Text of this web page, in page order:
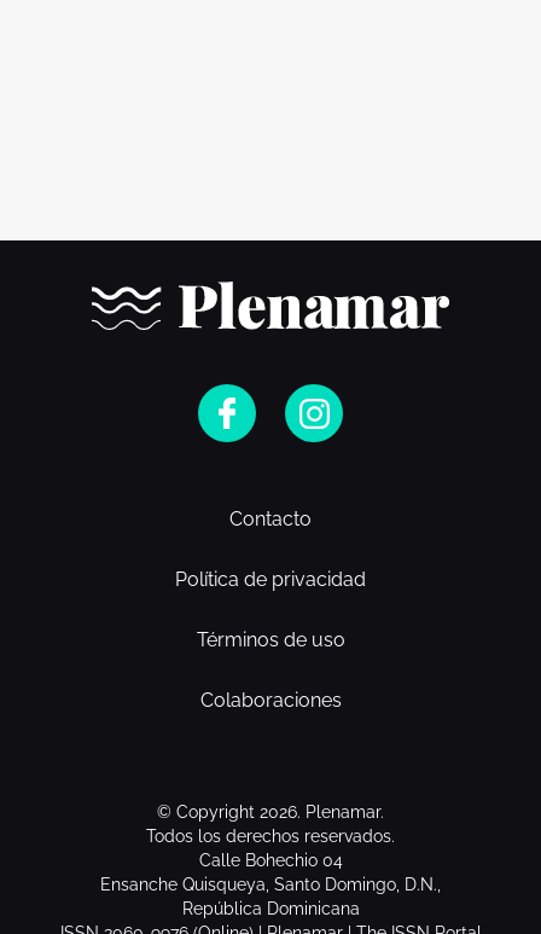
Contacto
Política de privacidad
Términos de uso
Colaboraciones
© Copyright 2026. Plenamar.
Todos los derechos reservados.
Calle Bohechio 04
Ensanche Quisqueya, Santo Domingo, D.N.,
República Dominicana